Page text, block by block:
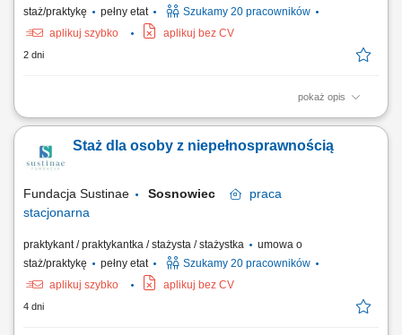
staż/praktykę
pełny etat
Szukamy 20 pracowników
aplikuj szybko
aplikuj bez CV
2 dni
pokaż opis
Projekt „RozPracuj się ! Kompleksowy program aktywizacji zawodowej
środków Państwowego Funduszu Rehabilitacji Osób
Niepełnosprawnych. Celem uczestnictwa w programie jest zwiększenie
Staż dla osoby z niepełnosprawnością
Fundacja Sustinae Sosnowiec
praca
stacjonarna
praktykant / praktykantka / stażysta / stażystka
umowa o
staż/praktykę
pełny etat
Szukamy 20 pracowników
aplikuj szybko
aplikuj bez CV
4 dni